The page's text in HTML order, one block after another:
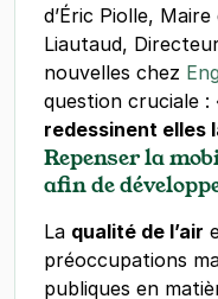
d’Éric Piolle,
Liautaud,
nouvelles chez
question cruciale :
redessinent elles
Repenser la
afin de
La qualité de l’air
préoccupations
publiques en